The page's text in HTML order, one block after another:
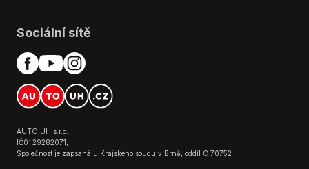
Palubní počítač
Paměť nastavení sedadla řidiče
Parkovací kamera
Parkovací senzory přední
Parkovací senzory zadní
Plní 'EURO VI'
Podélný posuv sedadel
Pohon 4x4
AUTO UH s.r.o.
IČ0: 29282071,
Společnost je zapsaná u Krajského soudu v Brně, oddíl C 70752
Sociální sítě